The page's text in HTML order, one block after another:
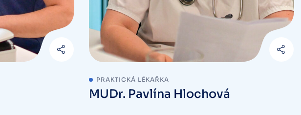
PRAKTICKÁ LÉKAŘKA
MUDr. Pavlína Hlochová